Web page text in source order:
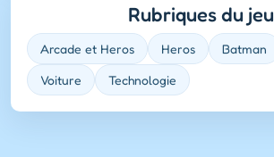
Rubriques du jeu
Arcade et Heros Heros Batman
Voiture Technologie